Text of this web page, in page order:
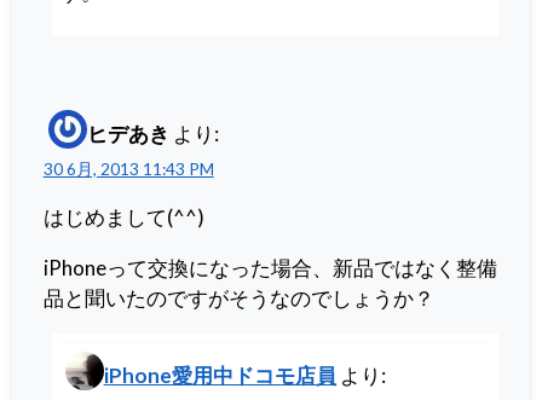
ヒデあき より:
30 6月, 2013 11:43 PM
はじめまして(^^)
iPhoneって交換になった場合、新品ではなく整備
品と聞いたのですがそうなのでしょうか？
iPhone愛用中ドコモ店員 より: